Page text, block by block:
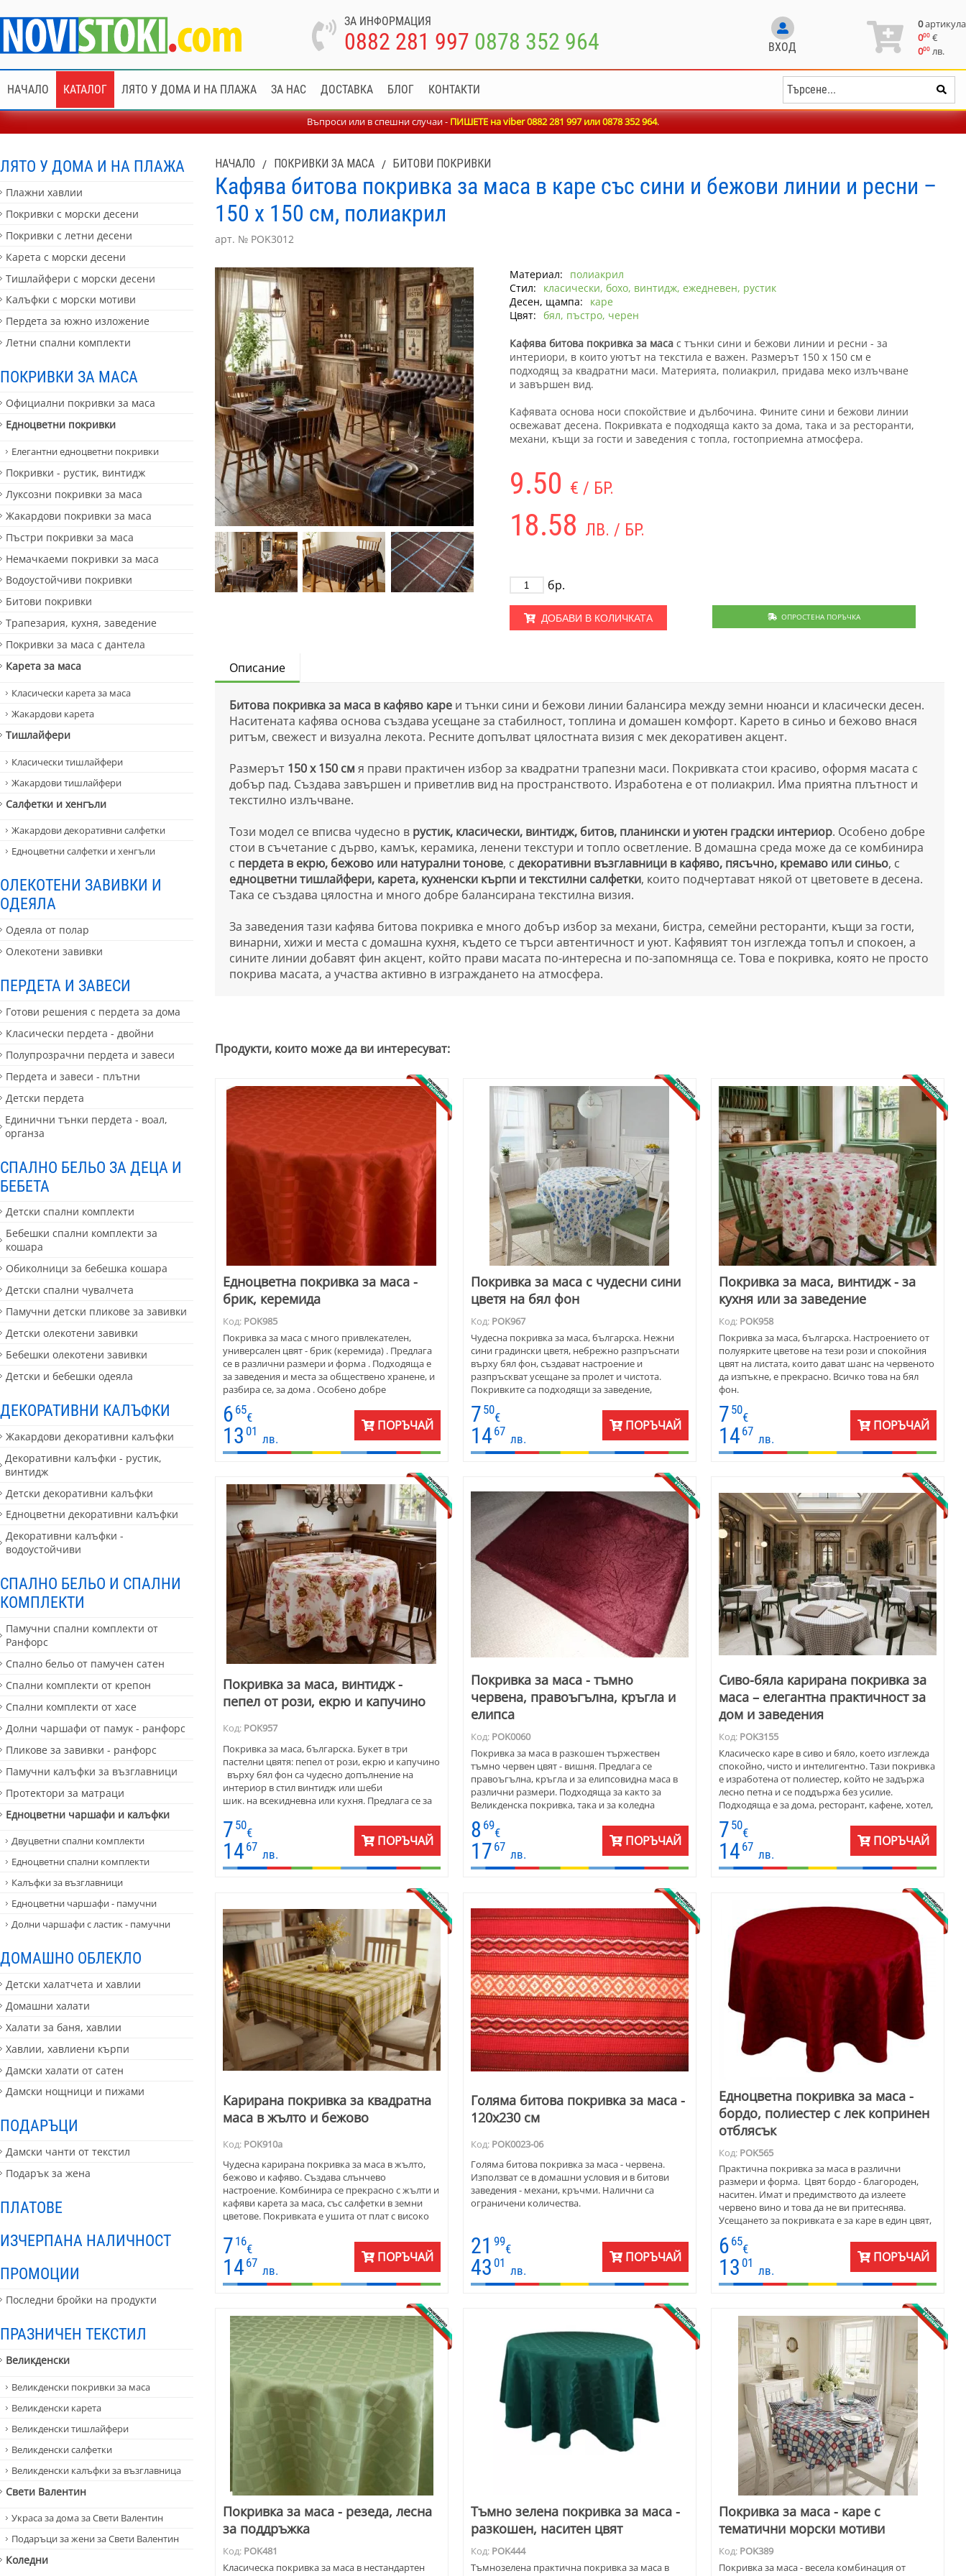
ЗА ИНФОРМАЦИЯ
0882 281 997 0878 352 964 ВХОД
0артикула
000 €
000 лв.
НАЧАЛО КАТАЛОГ ЛЯТО У ДОМА И НА ПЛАЖА ЗА НАС ДОСТАВКА БЛОГ КОНТАКТИ
Въпроси или в спешни случаи -ПИШЕТЕ на viber 0882 281 997 или0878 352 964.
ЛЯТО У ДОМА И НА ПЛАЖА
Плажни хавлии
Покривки с морски десени
Покривки с летни десени
Карета с морски десени
Тишлайфери с морски десени
Калъфки с морски мотиви
Пердета за южно изложение
Летни спални комплекти
ПОКРИВКИ ЗА МАСА
Официални покривки за маса
Едноцветни покривки
Елегантни едноцветни покривки
Покривки - рустик, винтидж
Луксозни покривки за маса
Жакардови покривки за маса
Пъстри покривки за маса
Немачкаеми покривки за маса
Водоустойчиви покривки
Битови покривки
Трапезария, кухня, заведение
Покривки за маса с дантела
Карета за маса
Класически карета за маса
Жакардови карета
Тишлайфери
Класически тишлайфери
Жакардови тишлайфери
Салфетки и хенгъли
Жакардови декоративни салфетки
Едноцветни салфетки и хенгъли
ОЛЕКОТЕНИ ЗАВИВКИ И
ОДЕЯЛА
Одеяла от полар
Олекотени завивки
ПЕРДЕТА И ЗАВЕСИ
Готови решения с пердета за дома
Класически пердета - двойни
Полупрозрачни пердета и завеси
Пердета и завеси - плътни
Детски пердета
Единични тънки пердета - воал,
органза
СПАЛНО БЕЛЬО ЗА ДЕЦА И
БЕБЕТА
Детски спални комплекти
Бебешки спални комплекти за
кошара
Обиколници за бебешка кошара
Детски спални чувалчета
Памучни детски пликове за завивки
Детски олекотени завивки
Бебешки олекотени завивки
Детски и бебешки одеяла
ДЕКОРАТИВНИ КАЛЪФКИ
Жакардови декоративни калъфки
Декоративни калъфки - рустик,
винтидж
Детски декоративни калъфки
Едноцветни декоративни калъфки
Декоративни калъфки -
водоустойчиви
СПАЛНО БЕЛЬО И СПАЛНИ
КОМПЛЕКТИ
Памучни спални комплекти от
Ранфорс
Спално бельо от памучен сатен
Спални комплекти от крепон
Спални комплекти от хасе
Долни чаршафи от памук - ранфорс
Пликове за завивки - ранфорс
Памучни калъфки за възглавници
Протектори за матраци
Едноцветни чаршафи и калъфки
Двуцветни спални комплекти
Едноцветни спални комплекти
Калъфки за възглавници
Едноцветни чаршафи - памучни
Долни чаршафи с ластик - памучни
ДОМАШНО ОБЛЕКЛО
Детски халатчета и хавлии
Домашни халати
Халати за баня, хавлии
Хавлии, хавлиени кърпи
Дамски халати от сатен
Дамски нощници и пижами
ПОДАРЪЦИ
Дамски чанти от текстил
Подарък за жена
ПЛАТОВЕ
ИЗЧЕРПАНА НАЛИЧНОСТ
ПРОМОЦИИ
Последни бройки на продукти
ПРАЗНИЧЕН ТЕКСТИЛ
Великденски
Великденски покривки за маса
Великденски карета
Великденски тишлайфери
Великденски салфетки
Великденски калъфки за възглавница
Свети Валентин
Украса за дома за Свети Валентин
Подаръци за жени за Свети Валентин
Коледни
НАЧАЛО / ПОКРИВКИ ЗА МАСА / БИТОВИ ПОКРИВКИ
Кафява битова покривка за маса в каре със сини и бежови линии и ресни –
150 x 150 см, полиакрил
арт. № POK3012
Материал:
полиакрил
Стил:
класически, бохо, винтидж, ежедневен, рустик
Десен, щампа:
каре
Цвят: бял, пъстро, черен
Кафява битова покривка за маса с тънки сини и бежови линии и ресни - за
интериори, в които уютът на текстила е важен. Размерът 150 x 150 см е
подходящ за квадратни маси. Материята, полиакрил, придава меко излъчване
и завършен вид.
Кафявата основа носи спокойствие и дълбочина. Фините сини и бежови линии
освежават десена. Покривката е подходяща както за дома, така и за ресторанти,
механи, къщи за гости и заведения с топла, гостоприемна атмосфера.
9.50 € / БР.
18.58 ЛВ. / БР.
бр.
ДОБАВИ В КОЛИЧКАТА ОПРОСТЕНА ПОРЪЧКА
Описание
Битова покривка за маса в кафяво кареи тънки сини и бежови линии балансира между земни нюанси и класически десен.
Наситената кафява основа създава усещане за стабилност, топлина и домашен комфорт. Карето в синьо и бежово внася
ритъм, свежест и визуална лекота. Ресните допълват цялостната визия с мек декоративен акцент.
Размерът 150 x 150 см я прави практичен избор за квадратни трапезни маси. Покривката стои красиво, оформя масата с
добър пад. Създава завършен и приветлив вид на пространството. Изработена е от полиакрил. Има приятна плътност и
текстилно излъчване.
Този модел се вписва чудесно в рустик, класически, винтидж, битов, планински и уютен градски интериор. Особено добре
стои в съчетание с дърво, камък, керамика, ленени текстури и топло осветление. В домашна среда може да се комбинира
с пердета в екрю, бежово или натурални тонове, с декоративни възглавници в кафяво, пясъчно, кремаво или синьо, с
едноцветни тишлайфери, карета, кухненски кърпи и текстилни салфетки, които подчертават някой от цветовете в десена.
Така се създава цялостна и много добре балансирана текстилна визия.
За заведения тази кафява битова покривка е много добър избор за механи, бистра, семейни ресторанти, къщи за гости,
винарни, хижи и места с домашна кухня, където се търси автентичност и уют. Кафявият тон изглежда топъл и спокоен, а
сините линии добавят фин акцент, който прави масата по-интересна и по-запомняща се. Това е покривка, която не просто
покрива масата, а участва активно в изграждането на атмосфера.
Продукти, които може да ви интересуват:
Едноцветна покривка за маса -
брик, керемида
Код: POK985
Покривка за маса с много привлекателен,
универсален цвят - брик (керемида) . Предлага
се в различни размери и форма . Подходяща е
за заведения и места за обществено хранене, и
разбира се, за дома . Особено добре
покривката стои в помещения, обзаведени с
мебели от дърво . Керемиденият цвят на
текстилната материя се съчетава великолепно с
подчертано грубия стил на естественото
дърво. Изберете светли салфетки от плат -
6 65
€
13 01
лв.
ПОРЪЧАЙ
Покривка за маса с чудесни сини
цветя на бял фон
Код: POK967
Чудесна покривка за маса, българска. Нежни
сини градински цветя, небрежно разпръснати
върху бял фон, създават настроение и
разпръскват усещане за пролет и чистота.
Покривките са подходящи за заведение,
трапезария, веранда. Поръчва се често за
детски градини и столове в учебни заведения.
7 50
€
14 67
лв.
ПОРЪЧАЙ
Покривка за маса, винтидж - за
кухня или за заведение
Код: POK958
Покривка за маса, българска. Настроението от
полуярките цветове на тези рози и спокойния
цвят на листата, които дават шанс на червеното
да изпъкне, е прекрасно. Всичко това на бял
фон.
7 50
€
14 67
лв.
ПОРЪЧАЙ
Покривка за маса, винтидж -
пепел от рози, екрю и капучино
Код: POK957
Покривка за маса, българска. Букет в три
пастелни цвятя: пепел от рози, екрю и капучино
върху бял фон са чудесно допълнение на
интериор в стил винтидж или шеби
шик. на всекидневна или кухня. Предлага се за
7 50
€
14 67
лв.
ПОРЪЧАЙ
Покривка за маса - тъмно
червена, правоъгълна, кръгла и
елипса
Код: POK0060
Покривка за маса в разкошен тържествен
тъмно червен цвят - вишня. Предлага се
правоъгълна, кръгла и за елипсовидна маса в
различни размери. Подходяща за както за
Великденска покривка, така и за коледна
едновременно.
8 69
€
17 67
лв.
ПОРЪЧАЙ
Сиво-бяла карирана покривка за
маса – елегантна практичност за
дом и заведения
Код: POK3155
Класическо каре в сиво и бяло, което изглежда
спокойно, чисто и интелигентно. Тази покривка
е изработена от полиестер, който не задържа
лесно петна и се поддържа без усилие.
Подходяща е за дома, ресторант, кафене, хотел,
веранда или градински кът.
7 50
€
14 67
лв.
ПОРЪЧАЙ
Карирана покривка за квадратна
маса в жълто и бежово
Код: POK910a
Чудесна карирана покривка за маса в жълто,
бежово и кафяво. Създава слънчево
настроение. Комбинира се прекрасно с жълти и
кафяви карета за маса, със салфетки в земни
цветове. Покривката е ушита от плат с високо
поддържа се лесно. Размерите са 140х140 см.
Тази покривка за маса е много подходяща за
заведение в стил механа или бирария.
7 16
€
14 67
лв.
ПОРЪЧАЙ
Голяма битова покривка за маса -
120х230 см
Код: POK0023-06
Голяма битова покривка за маса - червена.
Използват се в домашни условия и в битови
заведения - механи, кръчми. Налични са
ограничени количества.
21 99
€
43 01
лв.
ПОРЪЧАЙ
Едноцветна покривка за маса -
бордо, полиестер с лек копринен
отблясък
Код: POK565
Практична покривка за маса в различни
размери и форма. Цвят бордо - благороден,
наситен. Имат и предимството да излеете
червено вино и това да не ви притеснява.
Усещането за покривката е за каре в един цвят,
копринен отблясък. Освен в описаните по-долу
размери, покривките се шият и по заявка с
размери на клиента. Десенът и тъканта
позволяват използването им както за украса,
6 65
€
13 01
лв.
ПОРЪЧАЙ
Покривка за маса - резеда, лесна
за поддръжка
Код: POK481
Класическа покривка за маса в нестандартен
Тъмно зелена покривка за маса -
разкошен, наситен цвят
Код: POK444
Тъмнозелена практична покривка за маса в
Покривка за маса - каре с
тематични морски мотиви
Код: POK389
Покривка за маса - весела комбинация от